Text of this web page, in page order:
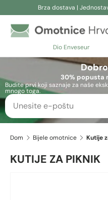
Brza dostava |
Dio Enveseur
Pretraživanje
Pretraživanje
30% popusta
Budite prvi koji saznaje za naše
mnogo toga.
Dom Bijele omotnice Kutije
KUTIJE ZA PIKNIK